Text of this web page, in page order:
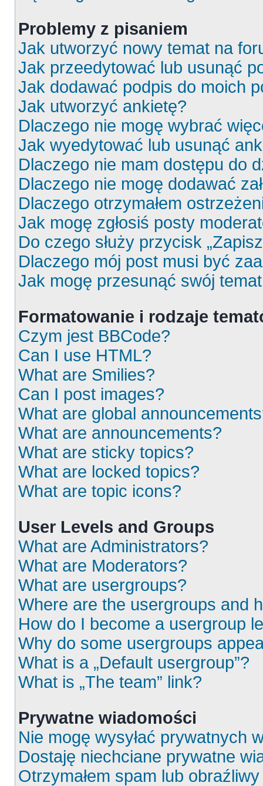
Problemy z pisaniem
Jak utworzyć nowy temat na
Jak przeedytować lub usunąć
Jak dodawać podpis do moich
Jak utworzyć ankietę?
Dlaczego nie mogę wybrać
Jak wyedytować lub usunąć
Dlaczego nie mam dostępu do
Dlaczego nie mogę dodawać
Dlaczego otrzymałem
Jak mogę zgłosiś posty
Do czego służy przycisk
Dlaczego mój post musi być
Jak mogę przesunąć swój
Formatowanie i rodzaje
Czym jest BBCode?
Can I use HTML?
What are Smilies?
Can I post images?
What are global
What are announcements?
What are sticky topics?
What are locked topics?
What are topic icons?
User Levels and Groups
What are Administrators?
What are Moderators?
What are usergroups?
Where are the usergroups and
How do I become a usergroup
Why do some usergroups
What is a „Default usergroup”?
What is „The team” link?
Prywatne wiadomości
Nie mogę wysyłać prywatnych
Dostaję niechciane prywatne
Otrzymałem spam lub